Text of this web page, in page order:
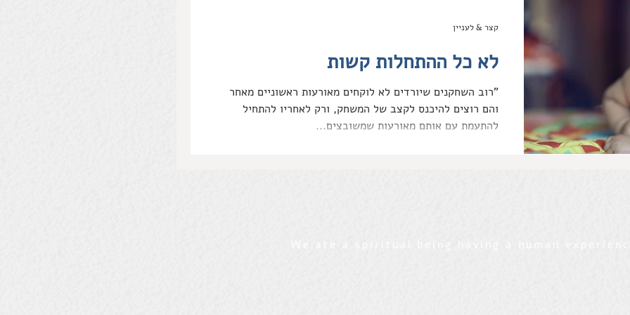
לא כל ההתחלות קשות
"רוב השחקנים שיורדים לא לוקחים מאורעות ראשוניים מאחר
והם רוצים להיכנס לקצב של המשחק, ורק לאחריו להתחיל
להתעמת עם אותם מאורעות שמשובצים...
קצר & לעניין